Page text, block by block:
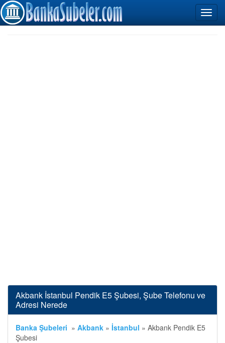
Akbank İstanbul Pendik E5 Şubesi, Şube Telefonu ve
Adresi Nerede
Banka Şubeleri » Akbank » İstanbul » Akbank Pendik E5
Şubesi